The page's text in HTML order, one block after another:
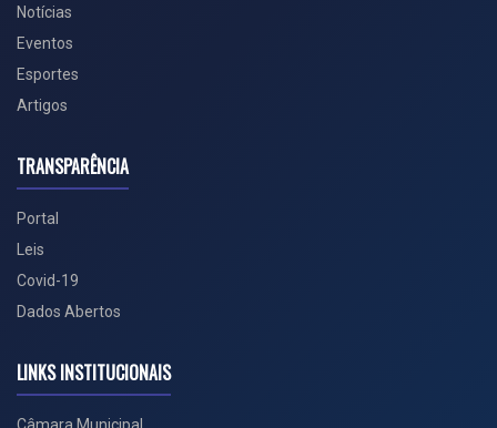
Notícias
Eventos
Esportes
Artigos
TRANSPARÊNCIA
Portal
Leis
Covid-19
Dados Abertos
LINKS INSTITUCIONAIS